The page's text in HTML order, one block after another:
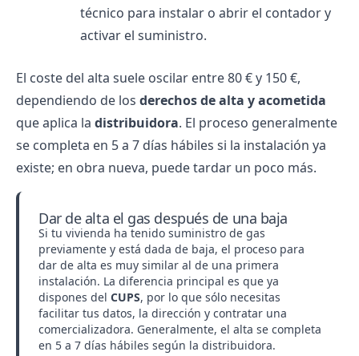
técnico para instalar o abrir el contador y
activar el suministro.
El coste del alta suele oscilar entre 80 € y 150 €,
dependiendo de los derechos de alta y acometida
que aplica la distribuidora. El proceso generalmente
se completa en 5 a 7 días hábiles si la instalación ya
existe; en obra nueva, puede tardar un poco más.
Dar de alta el gas después de una baja
Si tu vivienda ha tenido suministro de gas
previamente y está dada de baja, el proceso para
dar de alta es muy similar al de una primera
instalación. La diferencia principal es que ya
dispones del CUPS, por lo que sólo necesitas
facilitar tus datos, la dirección y contratar una
comercializadora. Generalmente, el alta se completa
en 5 a 7 días hábiles según la distribuidora.